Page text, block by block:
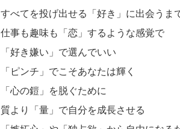
すべてを投げ出せる「好き」に出会うま
仕事も趣味も「恋」するような感覚で
「好き嫌い」で選んでいい
「ピンチ」でこそあなたは輝く
「心の鎧」を脱ぐために
質より「量」で自分を成長させる